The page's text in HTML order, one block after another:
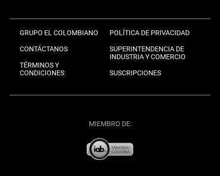
GRUPO EL COLOMBIANO
CONTÁCTANOS
TÉRMINOS Y
CONDICIONES
POLÍTICA DE PRIVACIDAD
SUPERINTENDENCIA DE
INDUSTRIA Y COMERCIO
SUSCRIPCIONES
MIEMBRO DE: